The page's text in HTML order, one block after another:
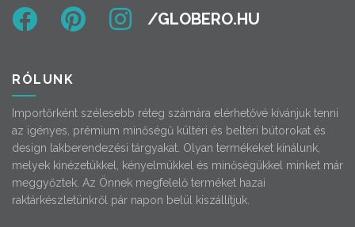
RÓLUNK
Importőrként szélesebb réteg számára elérhetővé kívánjuk tenni
az igényes, prémium minőségű kültéri és beltéri bútorokat és
design lakberendezési tárgyakat. Olyan termékeket kínálunk,
melyek kinézetükkel, kényelmükkel és minőségükkel minket már
meggyőztek. Az Önnek megfelelő terméket hazai
raktárkészletünkről pár napon belül kiszállítjuk.